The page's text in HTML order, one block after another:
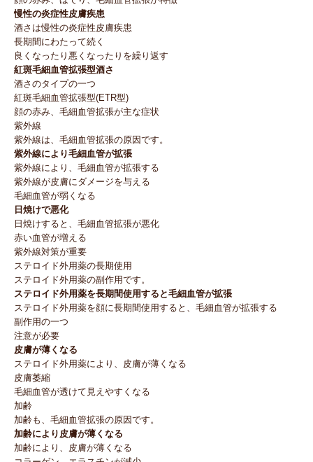
慢性の炎症性皮膚疾患
酒さは慢性の炎症性皮膚疾患
長期間にわたって続く
良くなったり悪くなったりを繰り返す
紅斑毛細血管拡張型酒さ
酒さのタイプの一つ
紅斑毛細血管拡張型(ETR型)
顔の赤み、毛細血管拡張が主な症状
紫外線
紫外線は、毛細血管拡張の原因です。
紫外線により毛細血管が拡張
紫外線により、毛細血管が拡張する
紫外線が皮膚にダメージを与える
毛細血管が弱くなる
日焼けで悪化
日焼けすると、毛細血管拡張が悪化
赤い血管が増える
紫外線対策が重要
ステロイド外用薬の長期使用
ステロイド外用薬の副作用です。
ステロイド外用薬を長期間使用すると毛細血管が拡張
ステロイド外用薬を顔に長期間使用すると、毛細血管が拡張する
副作用の一つ
注意が必要
皮膚が薄くなる
ステロイド外用薬により、皮膚が薄くなる
皮膚萎縮
毛細血管が透けて見えやすくなる
加齢
加齢も、毛細血管拡張の原因です。
加齢により皮膚が薄くなる
加齢により、皮膚が薄くなる